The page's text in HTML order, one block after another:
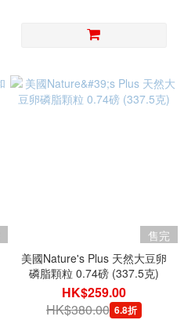
售完
美國Nature's Plus 天然大豆卵
磷脂顆粒 0.74磅 (337.5克)
HK$259.00
HK$380.00 6.8折